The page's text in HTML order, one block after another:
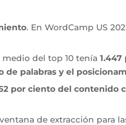
. En WordCamp US
medio del top 10 tenía1.447
palabras y el
por ciento del contenido
de extracción para